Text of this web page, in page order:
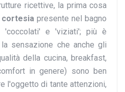
ricettive, la prima cosa
presente nel bagno
'coccolati' e 'viziati'; più è
sensazione che anche gli
della cucina, breakfast,
in genere) sono ben
l'oggetto di tante attenzioni,